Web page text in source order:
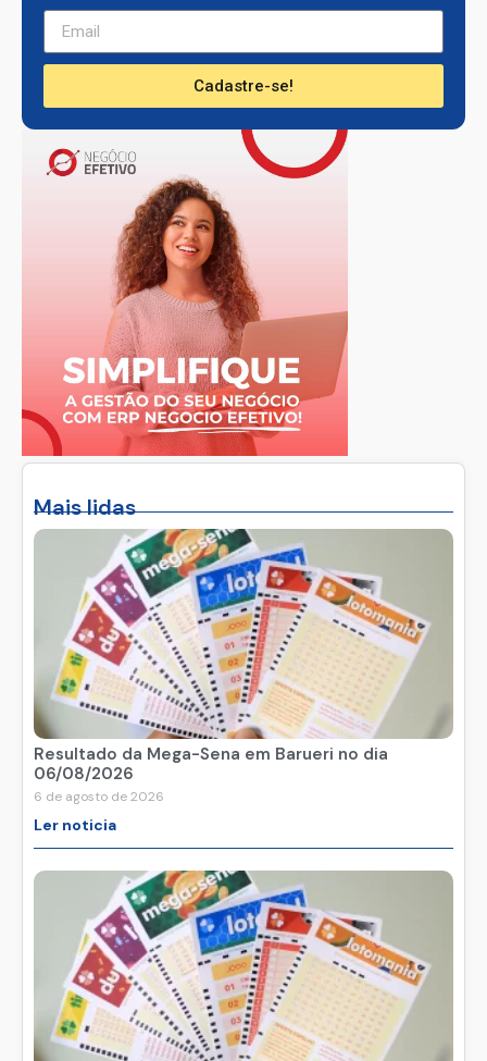
Mais lidas
Resultado da Mega-Sena em Barueri no dia
06/08/2026
6 de agosto de 2026
Ler noticia
Cadastre-se!